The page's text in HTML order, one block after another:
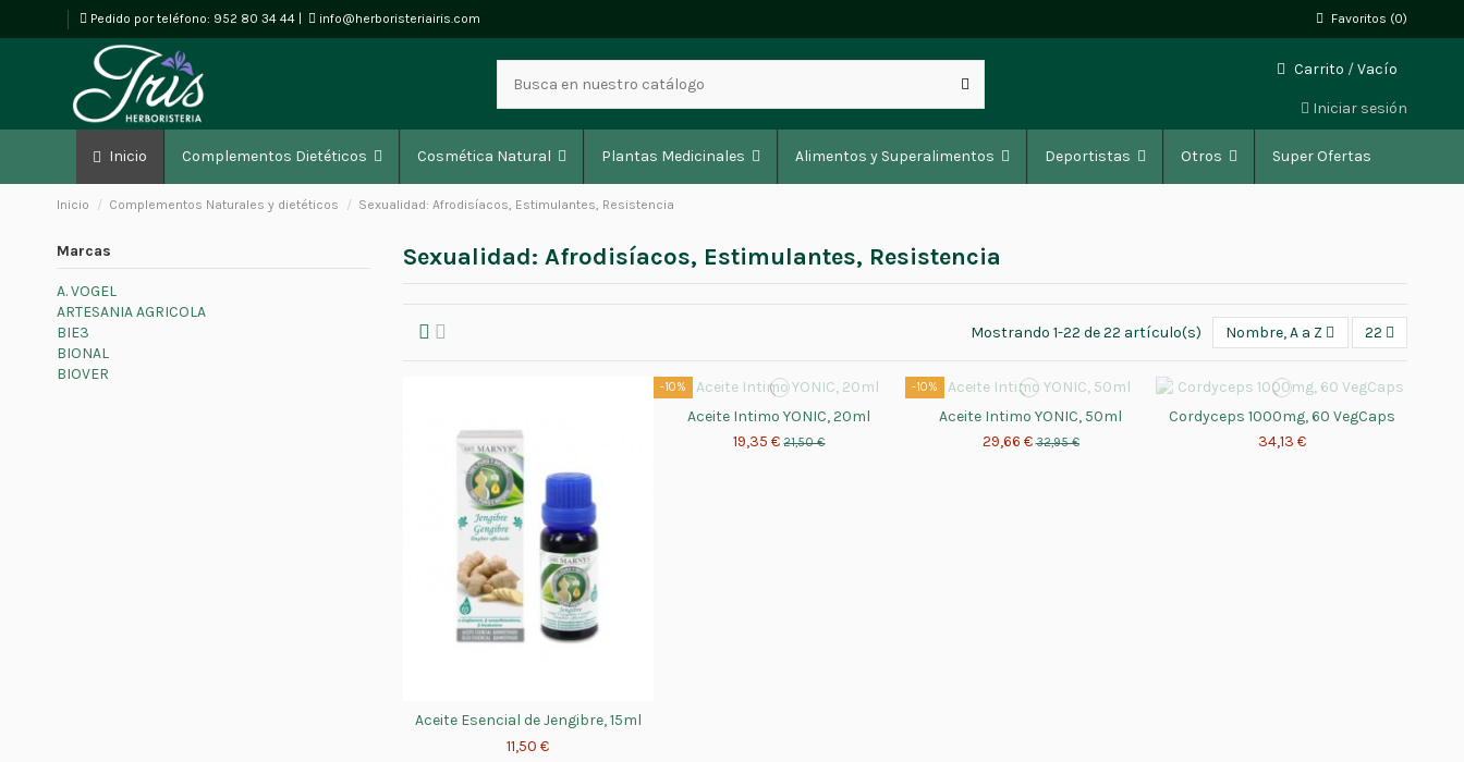
Pedido por teléfono: 952 80 34 44 info@herboristeriairis.com Favoritos (0)
Carrito /Vacío
Iniciar sesión
Inicio Complementos Dietéticos Cosmética Natural Plantas Medicinales Alimentos y Superalimentos Deportistas Otros Super Ofertas
Inicio Complementos Naturales y dietéticos Sexualidad: Afrodisíacos, Estimulantes, Resistencia
Sexualidad: Afrodisíacos, Estimulantes, Resistencia
Mostrando 1-22 de 22 artículo(s) Nombre, A a Z 22
Aceite Esencial de Jengibre, 15ml
11,50 €
-10%
Aceite Intimo YONIC, 20ml
19,35 €21,50 €
-10%
Aceite Intimo YONIC, 50ml
29,66 €32,95 €
Cordyceps 1000mg, 60 VegCaps
34,13 €
Marcas
A. VOGEL
ARTESANIA AGRICOLA
BIE3
BIONAL
BIOVER